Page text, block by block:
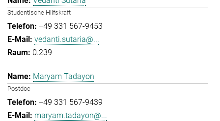
Studentische Hilfskraft
+49 331 567-9453
vedanti.sutaria@...
0.239
Maryam Tadayon
Postdoc
+49 331 567-9439
maryam.tadayon@...